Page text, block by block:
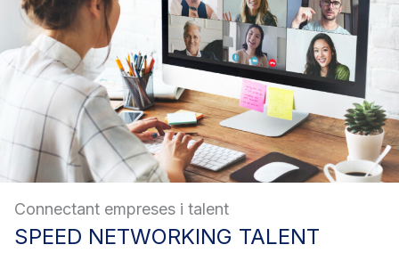
Connectant empreses i talent
SPEED NETWORKING TALENT